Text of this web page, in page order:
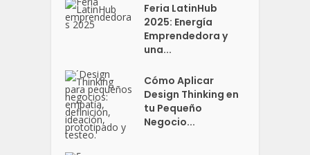
Feria LatinHub
2025: Energía
Emprendedora y
una...
Cómo Aplicar
Design Thinking en
tu Pequeño
Negocio...